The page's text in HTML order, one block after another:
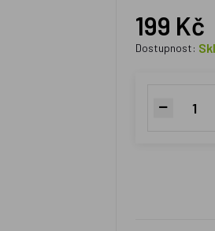
199 Kč
Dostupnost: